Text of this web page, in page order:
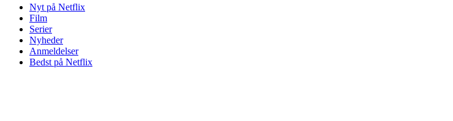
Nyt på Netflix
Film
Serier
Nyheder
Anmeldelser
Bedst på Netflix